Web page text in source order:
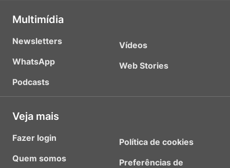
Multimídia
Newsletters
WhatsApp
Podcasts
Vídeos
Web Stories
Veja mais
Fazer login
Quem somos
Política de cookies
Preferências de